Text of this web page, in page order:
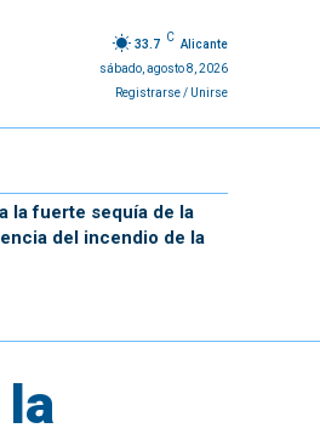
33.7
C
Alicante
sábado, agosto 8, 2026
Registrarse / Unirse
la fuerte sequía de la
del incendio de la